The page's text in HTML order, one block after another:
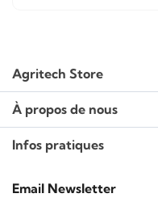
Agritech Store
À propos de nous
Infos pratiques
Email Newsletter